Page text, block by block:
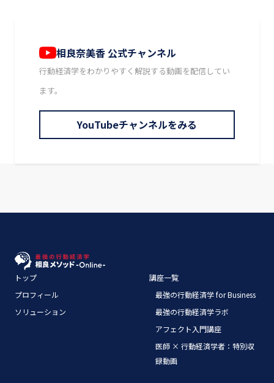
相良奈美香 公式チャンネル
行動経済学をわかりやすく解説する動画を配信してい
ます。
YouTubeチャンネルをみる
トップ
プロフィール
ソリューション
講座一覧
最強の行動経済学 for Business
最強の行動経済学ラボ
アフェクト入門講座
医師 × 行動経済学者：特別収
録動画